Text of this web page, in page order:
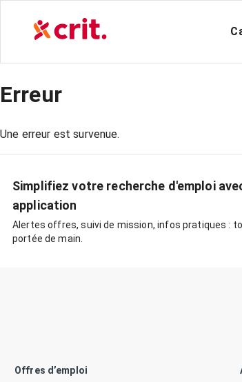
Erreur
Une erreur est survenue.
Simplifiez votre recherche d'emploi
application
Alertes offres, suivi de mission, infos pratiques :
portée de main.
Offres d’emploi